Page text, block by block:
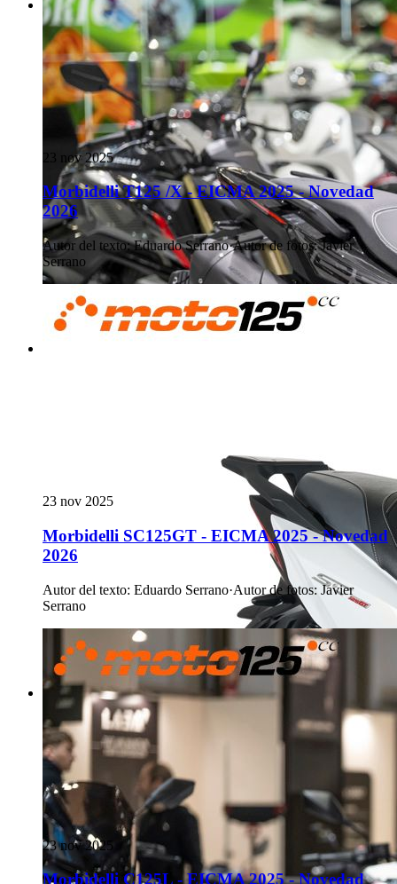
23 nov 2025
Morbidelli T125 /X - EICMA 2025 - Novedad
2026
Autor del texto: Eduardo Serrano·Autor de fotos: Javier
Serrano
23 nov 2025
Morbidelli SC125GT - EICMA 2025 - Novedad
2026
Autor del texto: Eduardo Serrano·Autor de fotos: Javier
Serrano
23 nov 2025
Morbidelli C125L - EICMA 2025 - Novedad